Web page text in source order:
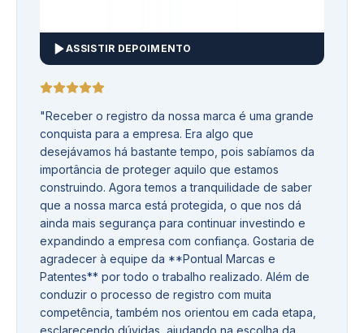
ASSISTIR DEPOIMENTO
"Receber o registro da nossa marca é uma grande
conquista para a empresa. Era algo que
desejávamos há bastante tempo, pois sabíamos da
importância de proteger aquilo que estamos
construindo. Agora temos a tranquilidade de saber
que a nossa marca está protegida, o que nos dá
ainda mais segurança para continuar investindo e
expandindo a empresa com confiança. Gostaria de
agradecer à equipe da **Pontual Marcas e
Patentes** por todo o trabalho realizado. Além de
conduzir o processo de registro com muita
competência, também nos orientou em cada etapa,